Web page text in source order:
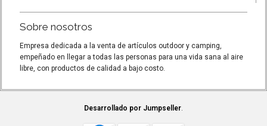
Sobre nosotros
Empresa dedicada a la venta de artículos outdoor y camping,
empeñado en llegar a todas las personas para una vida sana al aire
libre, con productos de calidad a bajo costo.
Desarrollado por Jumpseller.